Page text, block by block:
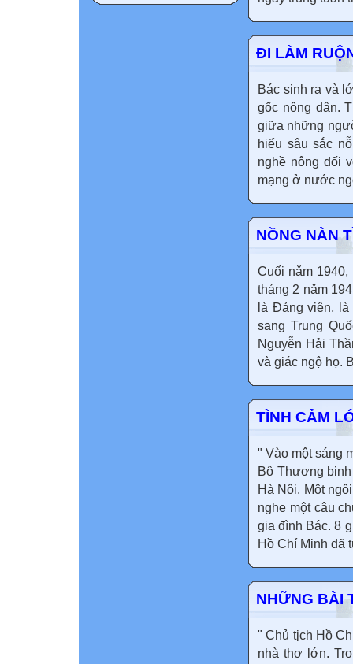
ĐI LÀM
Bác sinh ra và
gốc nông dân.
giữa những
hiểu sâu sắc
nghề nông đối
mạng ở nước
NỒNG NÀN
Cuối nǎm
tháng 2 nǎm
là Đảng viên,
sang Trung
Nguyễn Hải
và giác ngộ họ.
TÌNH CẢM
" Vào một sáng
Bộ Thương
Hà Nội. Một
nghe một câu
gia đình Bác. 8
Hồ Chí Minh đã
NHỮNG BÀI
" Chủ tịch Hồ
nhà thơ lớn.